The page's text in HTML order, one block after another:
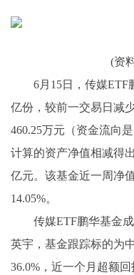
(资
6月15日，传媒ETF
亿份，较前一交易日减
460.25万元（资金流向
计算的资产净值相减得
亿元。该基金近一周净
14.05%。
传媒ETF鹏华基金
英宇，基金跟踪标的为
36.0%，近一个月超额